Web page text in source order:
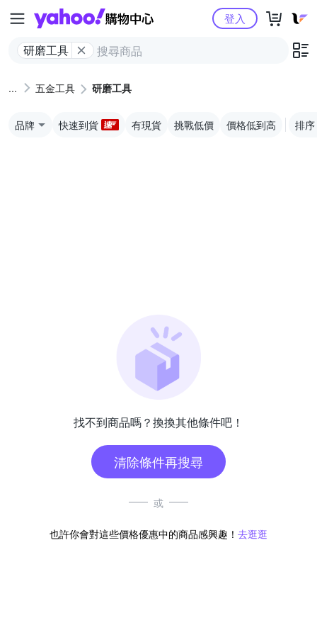
Yahoo購物中心
研磨工具
登入
五金工具 研磨工具
品牌 快速到貨 有現貨 挑戰低價 價格低到高 排序
找不到商品嗎？換換其他條件吧！
清除條件再搜尋
或
也許你會對這些價格優惠中的商品感興趣！ 去逛逛